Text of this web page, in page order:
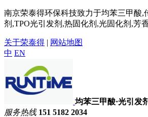
南京荣泰得环保科技致力于均苯三甲酸,
剂,TPO光引发剂,热固化剂,光固化剂,芳
关于荣泰得 | 网站地图
中 EN
均苯三甲酸·光引发
服务热线 151 5182 2034